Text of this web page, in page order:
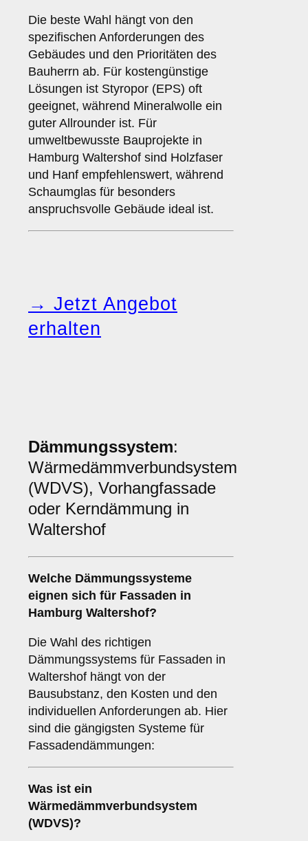
Die beste Wahl hängt von den
spezifischen Anforderungen des
Gebäudes und den Prioritäten des
Bauherrn ab. Für kostengünstige
Lösungen ist Styropor (EPS) oft
geeignet, während Mineralwolle ein
guter Allrounder ist. Für
umweltbewusste Bauprojekte in
Hamburg Waltershof sind Holzfaser
und Hanf empfehlenswert, während
Schaumglas für besonders
anspruchsvolle Gebäude ideal ist.
→ Jetzt Angebot
erhalten
Dämmungssystem:
Wärmedämmverbundsystem
(WDVS), Vorhangfassade
oder Kerndämmung in
Waltershof
Welche Dämmungssysteme
eignen sich für Fassaden in
Hamburg Waltershof?
Die Wahl des richtigen
Dämmungssystems für Fassaden in
Waltershof hängt von der
Bausubstanz, den Kosten und den
individuellen Anforderungen ab. Hier
sind die gängigsten Systeme für
Fassadendämmungen:
Was ist ein
Wärmedämmverbundsystem
(WDVS)?